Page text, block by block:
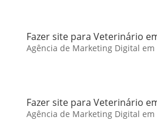
Fazer site para Veterinário
Agência de Marketing Digital em
Fazer site para Veterinário
Agência de Marketing Digital em